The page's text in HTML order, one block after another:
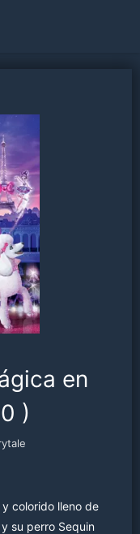
en
)
colorido lleno de
su perro Sequin